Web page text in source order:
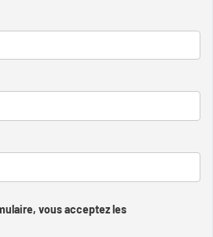
vous acceptez les